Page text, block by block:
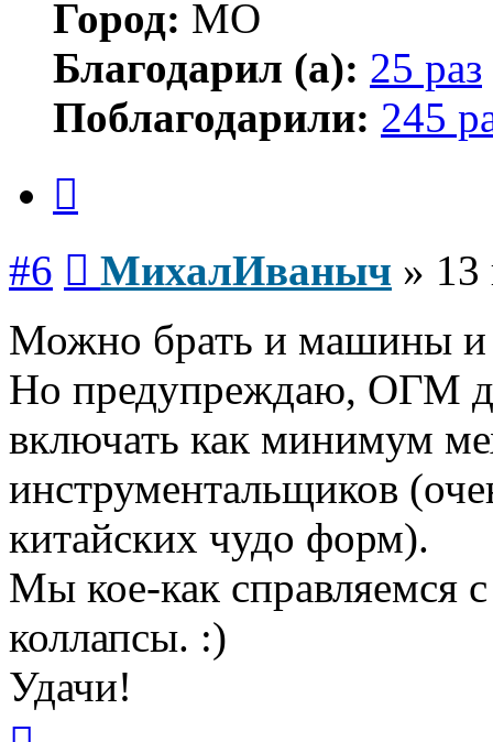
Город: МО
Благодарил (а): 25 раз
Поблагодарили: 245
#6 МихалИваныч »
Можно брать и машины
Но предупреждаю, ОГМ
включать как минимум
инструментальщиков
китайских чудо форм).
Мы кое-как справляемся
коллапсы. :)
Удачи!